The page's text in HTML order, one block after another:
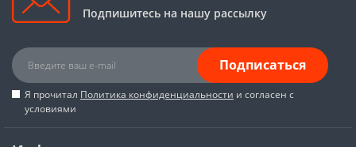
Подпишитесь на нашу рассылку
Подписаться
Я прочитал Политика конфиденциальности и согласен с
условиями